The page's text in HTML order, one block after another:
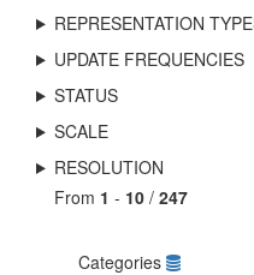
REPRESENTATION
UPDATE FREQUENCIES
STATUS
SCALE
RESOLUTION
From 1 - 10 / 247
Categories